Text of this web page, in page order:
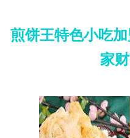
煎饼王特色小吃
家